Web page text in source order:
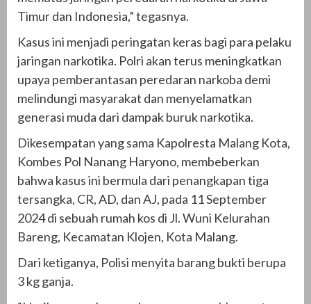
Timur dan Indonesia,” tegasnya.
Kasus ini menjadi peringatan keras bagi para pelaku
jaringan narkotika. Polri akan terus meningkatkan
upaya pemberantasan peredaran narkoba demi
melindungi masyarakat dan menyelamatkan
generasi muda dari dampak buruk narkotika.
Dikesempatan yang sama Kapolresta Malang Kota,
Kombes Pol Nanang Haryono, membeberkan
bahwa kasus ini bermula dari penangkapan tiga
tersangka, CR, AD, dan AJ, pada 11 September
2024 di sebuah rumah kos di Jl. Wuni Kelurahan
Bareng, Kecamatan Klojen, Kota Malang.
Dari ketiganya, Polisi menyita barang bukti berupa
3 kg ganja.